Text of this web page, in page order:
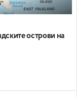
острови на